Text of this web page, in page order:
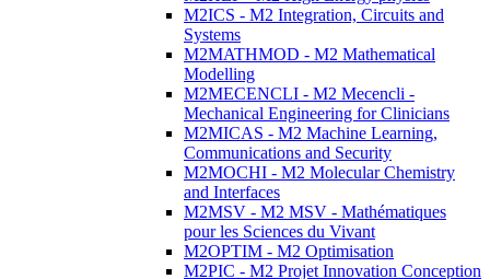
M2ICS - M2 Integration, Circuits and
Systems
M2MATHMOD - M2 Mathematical
Modelling
M2MECENCLI - M2 Mecencli -
Mechanical Engineering for Clinicians
M2MICAS - M2 Machine Learning,
Communications and Security
M2MOCHI - M2 Molecular Chemistry
and Interfaces
M2MSV - M2 MSV - Mathématiques
pour les Sciences du Vivant
M2OPTIM - M2 Optimisation
M2PIC - M2 Projet Innovation Conception